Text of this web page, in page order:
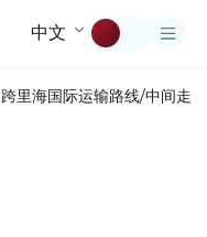
中文
跨里海国际运输路线/中间走廊